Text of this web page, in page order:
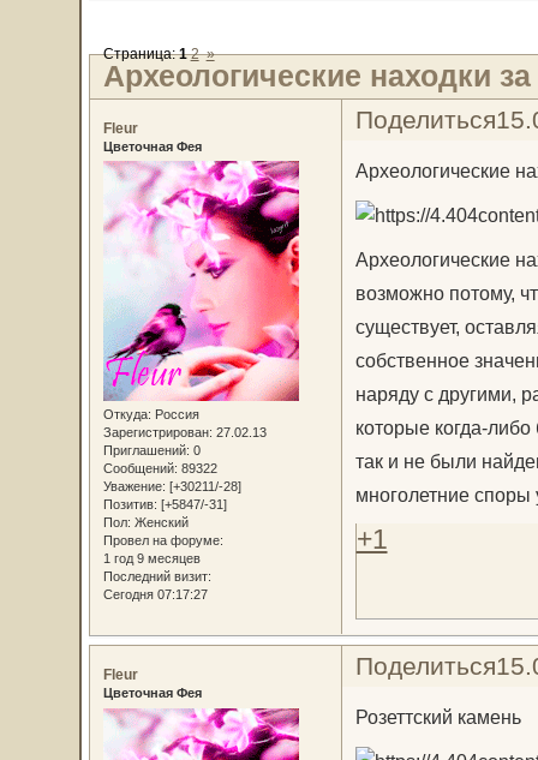
Археологические находки
Страница:1 2 »
Поделиться
Fleur
Цветочная Фея
Откуда: Россия
Зарегистрирован: 27.02.13
Приглашений: 0
Сообщений: 89322
Уважение: [+30211/-28]
Позитив: [+5847/-31]
Пол: Женский
Провел на форуме:
1 год 9 месяцев
Последний визит:
Сегодня 07:17:27
Археологические
Археологические
возможно потому,
существует,
собственное
наряду с другими,
которые когда-
так и не были
многолетние споры
+1
Поделиться
Fleur
Цветочная Фея
Розеттский камень